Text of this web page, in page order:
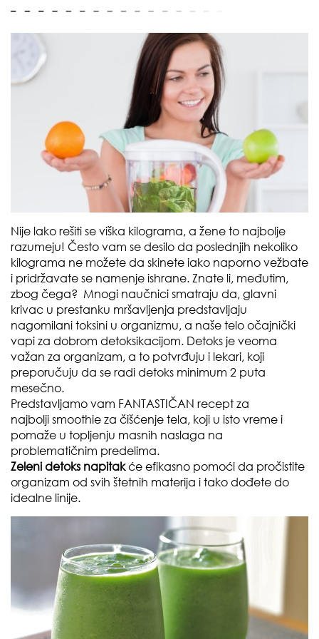
Nije lako rešiti se viška kilograma, a žene to najbolje
razumeju! Često vam se desilo da poslednjih nekoliko
kilograma ne možete da skinete iako naporno vežbate
i pridržavate se namenje ishrane. Znate li, međutim,
zbog čega? Mnogi naučnici smatraju da, glavni
krivac u prestanku mršavljenja predstavljaju
nagomilani toksini u organizmu, a naše telo očajnički
vapi za dobrom detoksikacijom. Detoks je veoma
važan za organizam, a to potvrđuju i lekari, koji
preporučuju da se radi detoks minimum 2 puta
mesečno.
Predstavljamo vam FANTASTIČAN recept za
najbolji smoothie za čišćenje tela, koji u isto vreme i
pomaže u topljenju masnih naslaga na
problematičnim predelima.
Zeleni detoks napitakće efikasno pomoći da pročistite
organizam od svih štetnih materija i tako dođete do
idealne linije.